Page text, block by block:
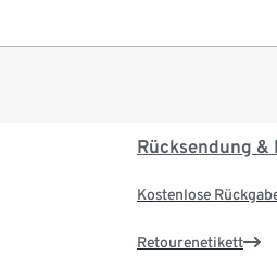
Rücksendung &
Kostenlose
Retourenetikett